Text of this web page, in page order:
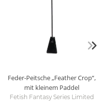
Feder-Peitsche „Feather Crop“,
mit kleinem Paddel
Fetish Fantasy Series Limited